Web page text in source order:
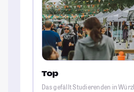
Top
Das gefällt Studierenden in